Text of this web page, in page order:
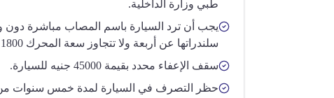
طبي وزارة الداخلية.
يجب أن ترد السيارة باسم المصاب مباشرة دون
سلندراتها عن أربعة ولا تتجاوز سعة المحرك 1800 c.c.
سقف الإعفاء محدد بقيمة 45000 جنيه للسيارة.
حظر التصرف في السيارة لمدة خمس سنوات من